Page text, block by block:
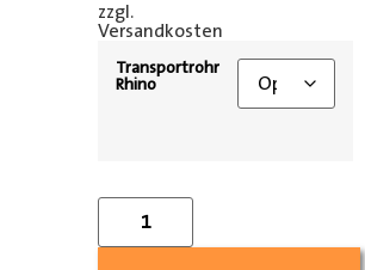
zzgl.
Versandkosten
Transportrohr
Rhino